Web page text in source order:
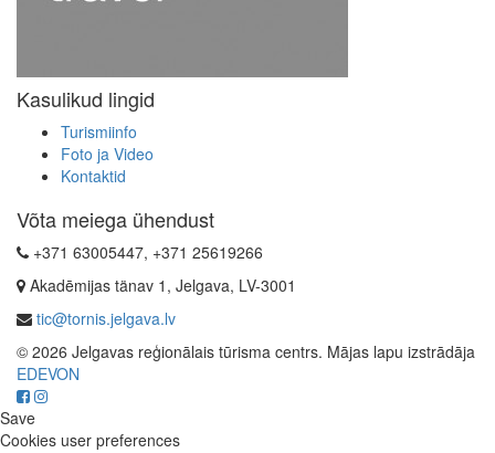
Kasulikud lingid
Turismiinfo
Foto ja Video
Kontaktid
Võta meiega ühendust
+371 63005447, +371 25619266
Akadēmijas tänav 1, Jelgava, LV-3001
tic@tornis.jelgava.lv
© 2026 Jelgavas reģionālais tūrisma centrs. Mājas lapu izstrādāja
EDEVON
Save
Cookies user preferences